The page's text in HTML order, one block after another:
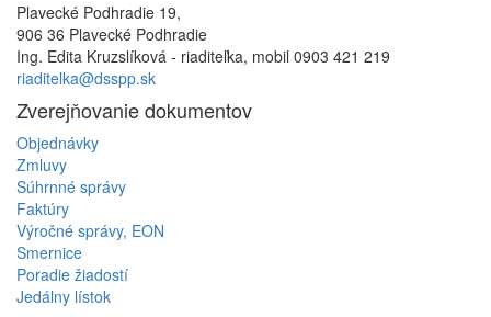
Plavecké Podhradie 19,
906 36 Plavecké Podhradie
Ing. Edita Kruzslíková - riaditeľka, mobil 0903 421 219
riaditelka@dsspp.sk
Zverejňovaniedokumentov
Objednávky
Zmluvy
Súhrnné správy
Faktúry
Výročné správy, EON
Smernice
Poradie žiadostí
Jedálny lístok